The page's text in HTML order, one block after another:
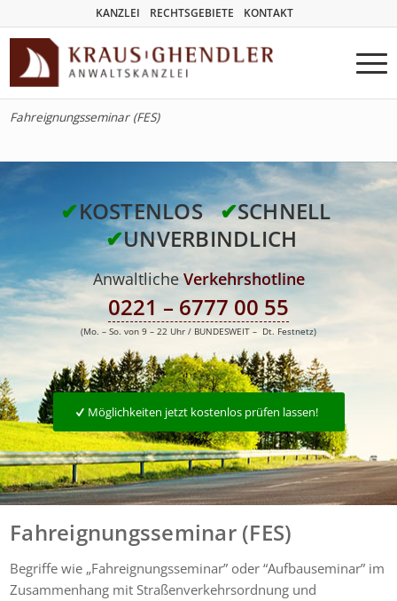
KANZLEI RECHTSGEBIETE KONTAKT
Fahreignungsseminar (FES)
✔KOSTENLOS ✔SCHNELL
✔UNVERBINDLICH
AnwaltlicheVerkehrshotline
0221 – 6777 00 55
(Mo. – So. von 9 – 22 Uhr / BUNDESWEIT – Dt. Festnetz)
Möglichkeiten jetzt kostenlos prüfen lassen!
Fahreignungsseminar (FES)
Begriffe wie „Fahreignungsseminar” oder “Aufbauseminar” im
Zusammenhang mit Straßenverkehrsordnung und